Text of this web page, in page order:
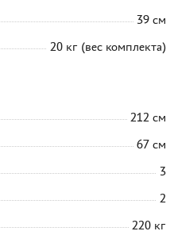
39 см
20 кг (вес комплекта)
212 см
67 см
3
2
220 кг